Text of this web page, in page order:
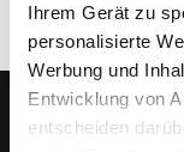
Ihrem Gerät zu
personalisierte
Werbung und
Entwicklung von
entscheiden
PRODUKTE